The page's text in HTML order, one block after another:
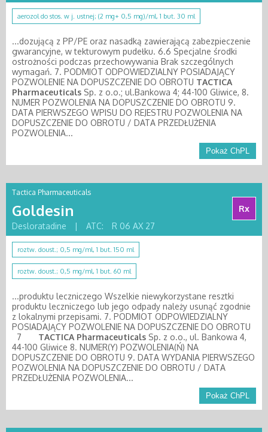
aerozol do stos. w j. ustnej; (2 mg+ 0,5 mg)/ml, 1 but. 30 ml
...dozującą z PP/PE oraz nasadką zawierającą zabezpieczenie
gwarancyjne, w tekturowym pudełku. 6.6 Specjalne środki
ostrożności podczas przechowywania Brak szczególnych
wymagań. 7. PODMIOT ODPOWIEDZIALNY POSIADAJĄCY
POZWOLENIE NA DOPUSZCZENIE DO OBROTU TACTICA
Pharmaceuticals Sp. z o.o.; ul.Bankowa 4; 44-100 Gliwice, 8.
NUMER POZWOLENIA NA DOPUSZCZENIE DO OBROTU 9.
DATA PIERWSZEGO WPISU DO REJESTRU POZWOLENIA NA
DOPUSZCZENIE DO OBROTU / DATA PRZEDŁUŻENIA
POZWOLENIA...
Pokaż ChPL
Tactica Pharmaceuticals
Goldesin
Rx
Desloratadine
| ATC: R 06 AX 27
roztw. doust.; 0,5 mg/ml, 1 but. 150 ml
roztw. doust.; 0,5 mg/ml, 1 but. 60 ml
...produktu leczniczego Wszelkie niewykorzystane resztki
produktu leczniczego lub jego odpady należy usunąć zgodnie
z lokalnymi przepisami. 7. PODMIOT ODPOWIEDZIALNY
POSIADAJĄCY POZWOLENIE NA DOPUSZCZENIE DO OBROTU
7 TACTICA Pharmaceuticals Sp. z o.o., ul. Bankowa 4,
44-100 Gliwice 8. NUMER(Y) POZWOLENIA(Ń) NA
DOPUSZCZENIE DO OBROTU 9. DATA WYDANIA PIERWSZEGO
POZWOLENIA NA DOPUSZCZENIE DO OBROTU / DATA
PRZEDŁUŻENIA POZWOLENIA...
Pokaż ChPL